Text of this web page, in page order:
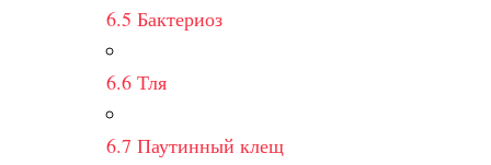
6.5 Бактериоз
6.6 Тля
6.7 Паутинный клещ